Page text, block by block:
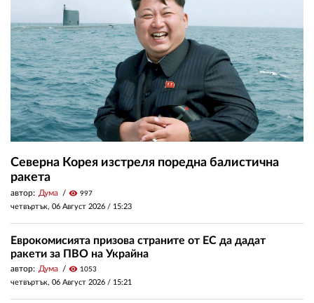
Северна Корея изстреля поредна балистична
ракета
автор: Дума visibility 997
четвъртък, 06 Август 2026 / 15:23
Еврокомисията призова страните от ЕС да дадат
ракети за ПВО на Украйна
автор: Дума visibility 1053
четвъртък, 06 Август 2026 / 15:21